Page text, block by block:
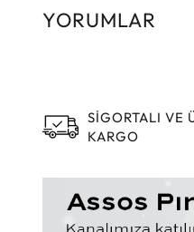
YORUMLAR
SİGORTALI VE
KARGO